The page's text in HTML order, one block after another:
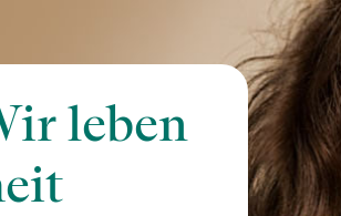
leben